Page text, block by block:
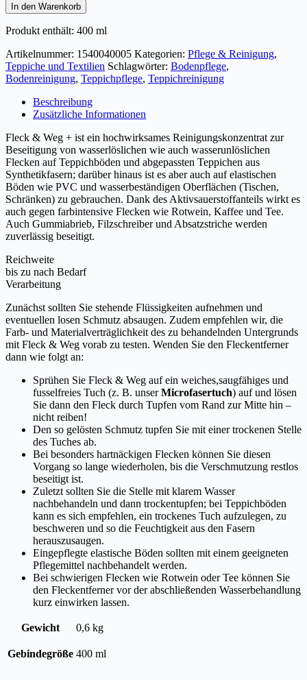
In den Warenkorb
Produkt enthält: 400 ml
Artikelnummer: 1540040005 Kategorien: Pflege & Reinigung,
Teppiche und Textilien Schlagwörter: Bodenpflege,
Bodenreinigung, Teppichpflege, Teppichreinigung
Beschreibung
Zusätzliche Informationen
Fleck & Weg + ist ein hochwirksames Reinigungskonzentrat zur
Beseitigung von wasserlöslichen wie auch wasserunlöslichen
Flecken auf Teppichböden und abgepassten Teppichen aus
Synthetikfasern; darüber hinaus ist es aber auch auf elastischen
Böden wie PVC und wasserbeständigen Oberflächen (Tischen,
Schränken) zu gebrauchen. Dank des Aktivsauerstoffanteils wirkt es
auch gegen farbintensive Flecken wie Rotwein, Kaffee und Tee.
Auch Gummiabrieb, Filzschreiber und Absatzstriche werden
zuverlässig beseitigt.
Reichweite
bis zu nach Bedarf
Verarbeitung
Zunächst sollten Sie stehende Flüssigkeiten aufnehmen und
eventuellen losen Schmutz absaugen. Zudem empfehlen wir, die
Farb- und Materialverträglichkeit des zu behandelnden Untergrunds
mit Fleck & Weg vorab zu testen. Wenden Sie den Fleckentferner
dann wie folgt an:
Sprühen Sie Fleck & Weg auf ein weiches,saugfähiges und
fusselfreies Tuch (z. B. unserMicrofasertuch) auf und lösen
Sie dann den Fleck durch Tupfen vom Rand zur Mitte hin –
nicht reiben!
Den so gelösten Schmutz tupfen Sie mit einer trockenen Stelle
des Tuches ab.
Bei besonders hartnäckigen Flecken können Sie diesen
Vorgang so lange wiederholen, bis die Verschmutzung restlos
beseitigt ist.
Zuletzt sollten Sie die Stelle mit klarem Wasser
nachbehandeln und dann trockentupfen; bei Teppichböden
kann es sich empfehlen, ein trockenes Tuch aufzulegen, zu
beschweren und so die Feuchtigkeit aus den Fasern
herauszusaugen.
Eingepflegte elastische Böden sollten mit einem geeigneten
Pflegemittel nachbehandelt werden.
Bei schwierigen Flecken wie Rotwein oder Tee können Sie
den Fleckentferner vor der abschließenden Wasserbehandlung
kurz einwirken lassen.
Gewicht 0,6 kg
Gebindegröße 400 ml